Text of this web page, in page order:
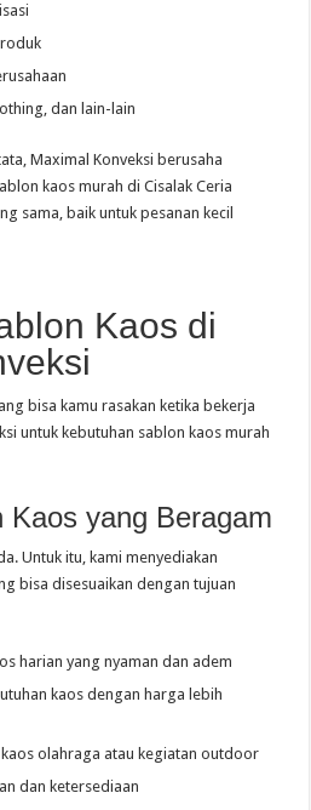
dan lain-lain
Maximal Konveksi berusaha
kaos murah di Cisalak Ceria
sama, baik untuk pesanan kecil
Kaos di
bisa kamu rasakan ketika bekerja
untuk kebutuhan sablon kaos murah
Kaos yang Beragam
Untuk itu, kami menyediakan
bisa disesuaikan dengan tujuan
harian yang nyaman dan adem
kaos dengan harga lebih
olahraga atau kegiatan outdoor
dan ketersediaan